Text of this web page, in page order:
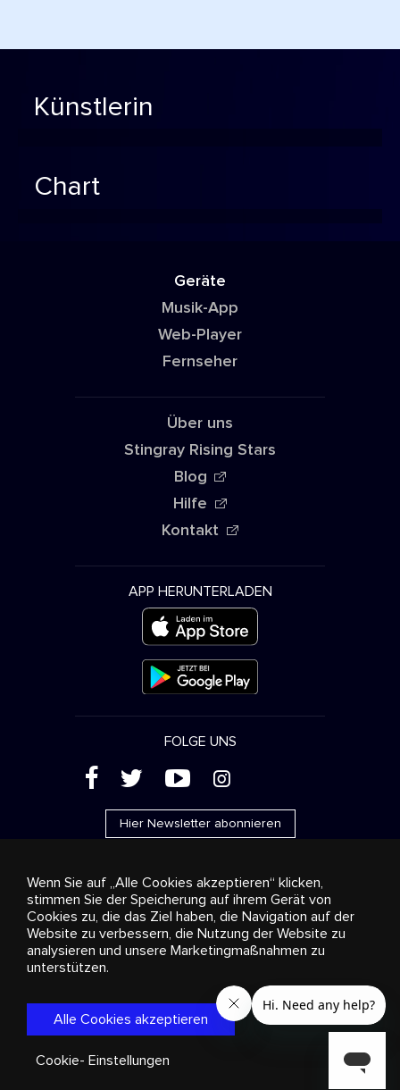
Künstlerin
Chart
Geräte
Musik-App
Web-Player
Fernseher
Über uns
Stingray Rising Stars
Blog
Hilfe
Kontakt
APP HERUNTERLADEN
FOLGE UNS
( ' + &
Hier Newsletter abonnieren
Werbung Streaming und Vertrieb
Konsumgüter
Geschäftslösungen
Radio Über uns
Cookies
settings
© 2018-2025 Stingray Group Inc. Alle Rechte vorbehalten.
STINGRAY®, STINGRAY® MUSIC und alle weiteren Marken und
Logos sind eingetragene Markenzeichen der Stingray Group in
Kanada, den Vereinigten Staaten von Amerika und anderen
Bedingungen
Wenn Sie auf „Alle Cookies akzeptieren“ klicken,
stimmen Sie der Speicherung auf ihrem Gerät von
Cookies zu, die das Ziel haben, die Navigation auf der
Website zu verbessern, die Nutzung der Website zu
analysieren und unsere Marketingmaßnahmen zu
unterstützen.
Alle Cookies akzeptieren
Cookie- Einstellungen